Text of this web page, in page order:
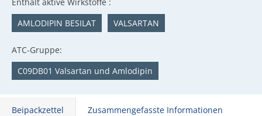
AMLODIPIN BESILAT
VALSARTAN
ATC-Gruppe:
C09DB01 Valsartan und Amlodipin
Beipackzettel Zusammengefasste Informationen